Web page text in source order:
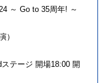
～ Go to 35周年! ～
）
テージ 開場18:00 開